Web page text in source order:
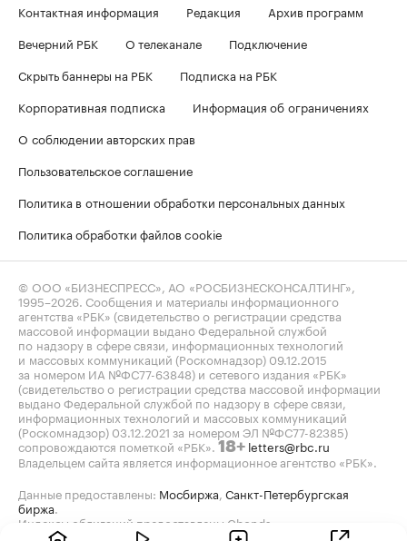
Контактная информация Редакция
Архив программ
Вечерний РБК
О телеканале
Подключение
Скрыть баннеры на РБК
Подписка на РБК
Корпоративная подписка
Информация об ограничениях
О соблюдении авторских прав
Пользовательское соглашение
Политика в отношении обработки персональных данных
Политика обработки файлов cookie
© ООО «БИЗНЕСПРЕСС», АО «РОСБИЗНЕСКОНСАЛТИНГ»,
1995–2026 . Сообщения и материалы информационного
агентства «РБК» (свидетельство о регистрации средства
массовой информации выдано Федеральной службой
по надзору в сфере связи, информационных технологий
и массовых коммуникаций (Роскомнадзор) 09.12.2015
за номером ИА №ФС77-63848) и сетевого издания «РБК»
(свидетельство о регистрации средства массовой информации
выдано Федеральной службой по надзору в сфере связи,
информационных технологий и массовых коммуникаций
(Роскомнадзор) 03.12.2021 за номером ЭЛ №ФС77-82385)
сопровождаются пометкой «РБК». 18+ letters@rbc.ru
Владельцем сайта является информационное агентство «РБК».
Данные предоставлены: Мосбиржа Санкт-Петербургская
биржа
Индексы облигаций предоставлены Cbonds.